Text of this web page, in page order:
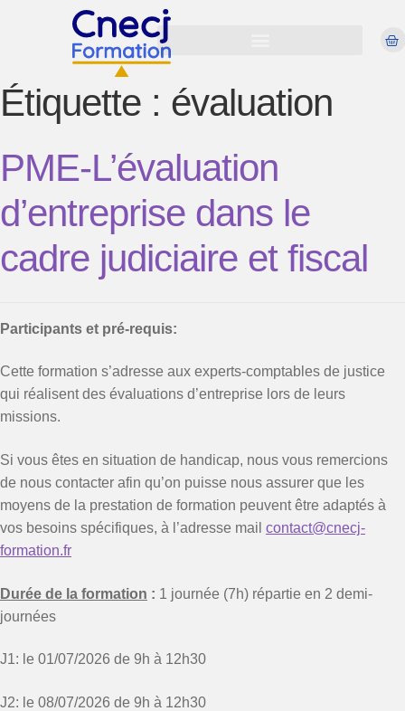
Étiquette : évaluation
PME-L’évaluation
d’entreprise dans le
cadre judiciaire et fiscal
Participants et pré-requis:
Cette formation s’adresse aux experts-comptables de justice
qui réalisent des évaluations d’entreprise lors de leurs
missions.
Si vous êtes en situation de handicap, nous vous remercions
de nous contacter afin qu’on puisse nous assurer que les
moyens de la prestation de formation peuvent être adaptés à
vos besoins spécifiques, à l’adresse mail contact@cnecj-
formation.fr
Durée de la formation : 1 journée (7h) répartie en 2 demi-
journées
J1: le 01/07/2026 de 9h à 12h30
J2: le 08/07/2026 de 9h à 12h30